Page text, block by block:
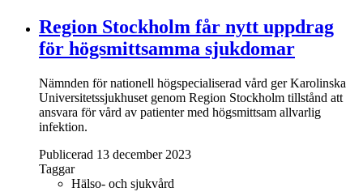
Region Stockholm får nytt uppdrag
för högsmittsamma sjukdomar
Nämnden för nationell högspecialiserad vård ger Karolinska
Universitetssjukhuset genom Region Stockholm tillstånd att
ansvara för vård av patienter med högsmittsam allvarlig
infektion.
Publicerad 13 december 2023
Taggar
Hälso- och sjukvård